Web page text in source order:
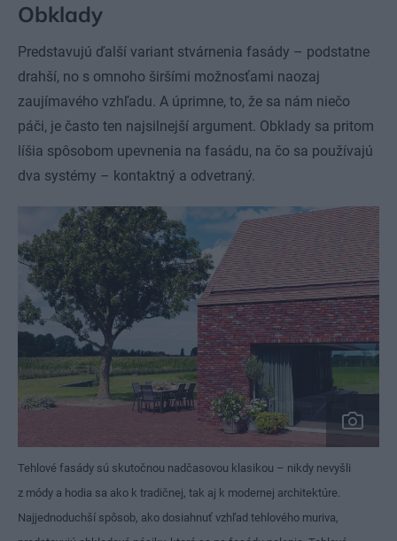
Obklady
Predstavujú ďalší variant stvárnenia fasády – podstatne
drahší, no s omnoho širšími možnosťami naozaj
zaujímavého vzhľadu. A úprimne, to, že sa nám niečo
páči, je často ten najsilnejší argument. Obklady sa pritom
líšia spôsobom upevnenia na fasádu, na čo sa používajú
dva systémy – kontaktný a odvetraný.
Tehlové fasády sú skutočnou nadčasovou klasikou – nikdy nevyšli
z módy a hodia sa ako k tradičnej, tak aj k modernej architektúre.
Najjednoduchší spôsob, ako dosiahnuť vzhľad tehlového muriva,